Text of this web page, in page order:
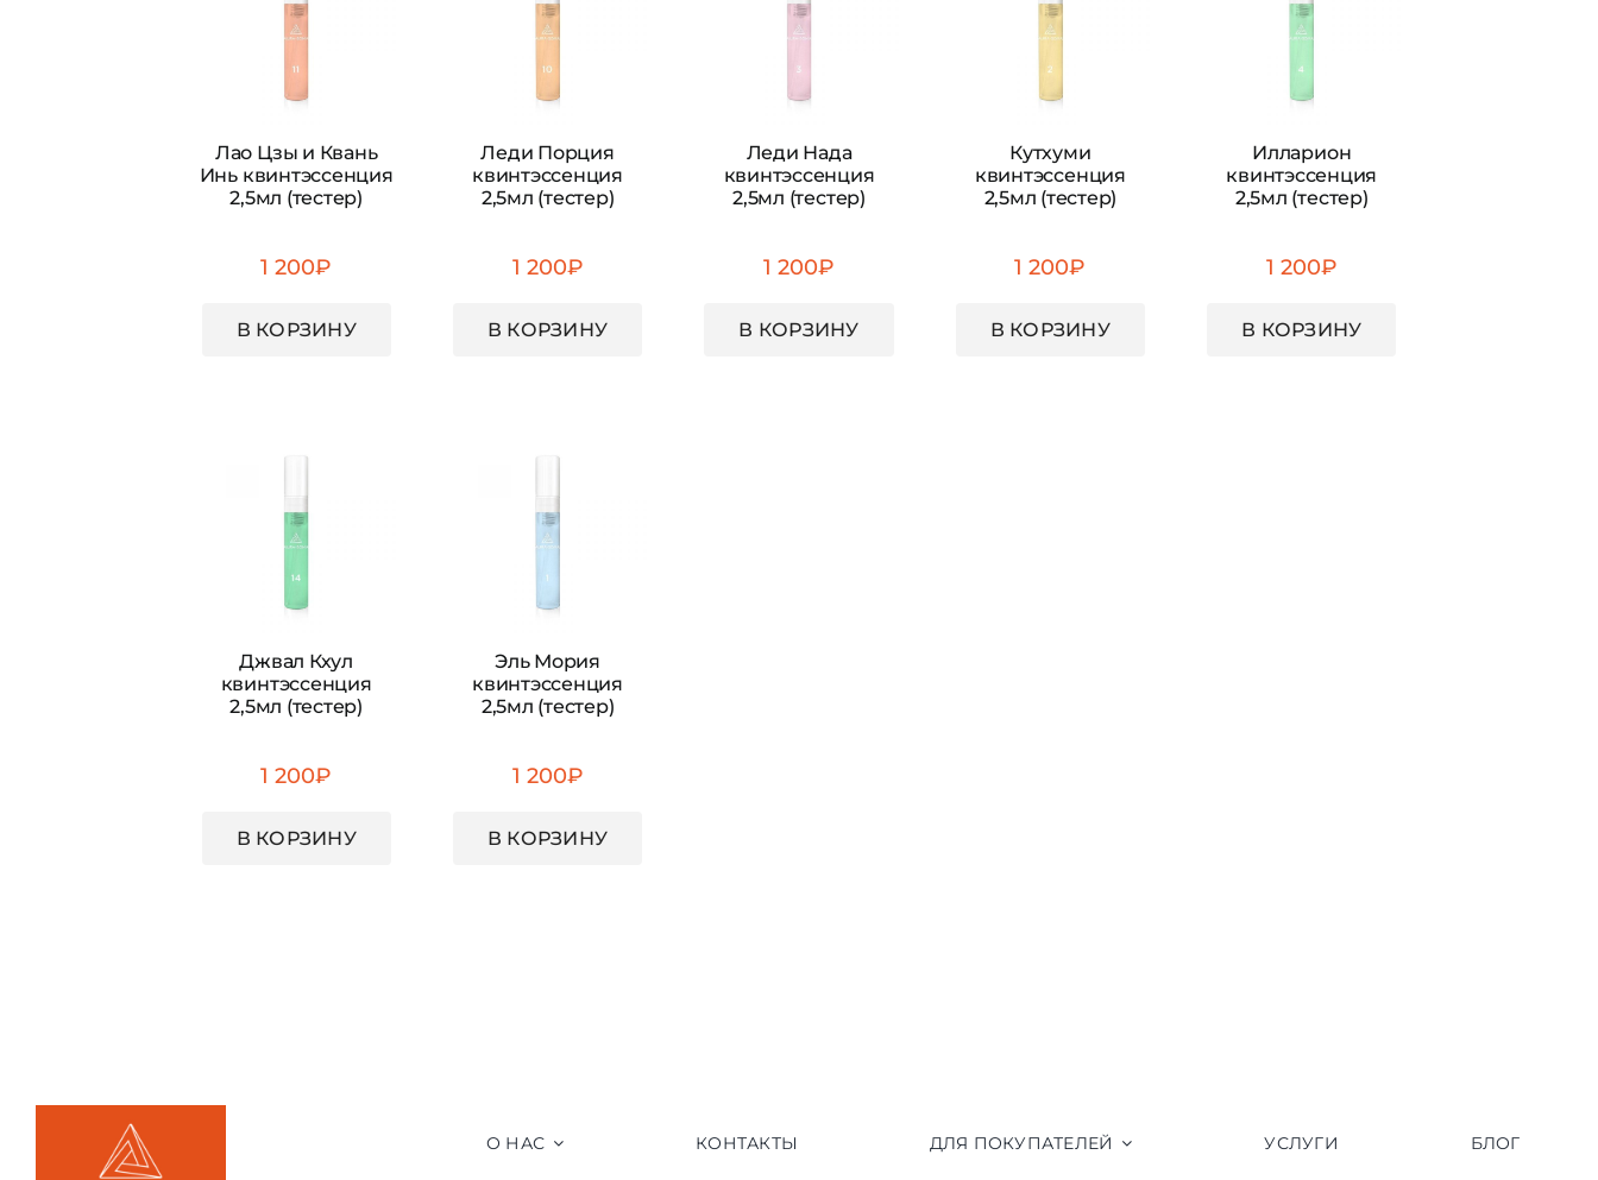
Лао Цзы и Квань
Инь квинтэссенция
2,5мл (тестер)
1 200₽
В КОРЗИНУ
Леди Порция
квинтэссенция
2,5мл (тестер)
1 200₽
В КОРЗИНУ
Леди Нада
квинтэссенция
2,5мл (тестер)
1 200₽
В КОРЗИНУ
Кутхуми
квинтэссенция
2,5мл (тестер)
1 200₽
В КОРЗИНУ
Илларион
квинтэссенция
2,5мл (тестер)
1 200₽
В КОРЗИНУ
Джвал Кхул
квинтэссенция
2,5мл (тестер)
1 200₽
В КОРЗИНУ
Эль Мория
квинтэссенция
2,5мл (тестер)
1 200₽
В КОРЗИНУ
О НАС КОНТАКТЫ ДЛЯ ПОКУПАТЕЛЕЙ УСЛУГИ БЛОГ